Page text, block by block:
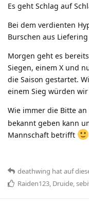
Es geht Schlag auf
Bei dem verdienten
Burschen aus
Morgen geht es
Siegen, einem X und
die Saison gestartet.
einem Sieg würden
Wie immer die Bitte an
bekannt geben kann
Mannschaft betrifft
deathwing hatauf
Raiden123 Druide